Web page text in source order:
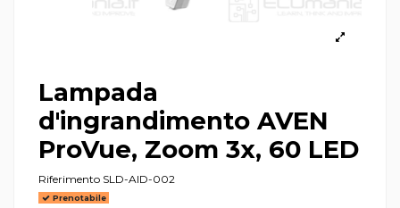
Lampada
d'ingrandimento AVEN
ProVue, Zoom 3x, 60 LED
Riferimento SLD-AID-002
Prenotabile